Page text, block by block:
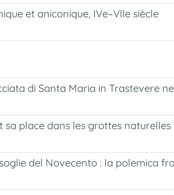
et aniconique, IVe–VIIe siècle
di Santa Maria in Trastevere
sa place dans les grottes
del Novecento : la polemica